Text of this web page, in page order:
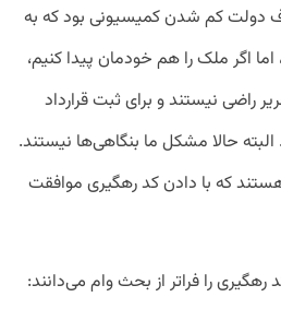
دولت کم شدن کمیسیونی بود که به
اگر ملک را هم خودمان پیدا کنیم،
راضی نیستند و برای ثبت قرارداد
حالا مشکل ما بنگاهی‌ها نیستند.
که با دادن کد رهگیری موافقت
را فراتر از بحث وام می‌دانند: